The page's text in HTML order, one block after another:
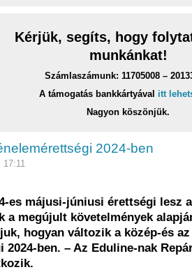
Kérjük, segíts, hogy
munkánkat!
Számlaszámunk: 11705008 –
A támogatás bankkártyával itt
Nagyon köszönjük.
2024-ben
17:11
es májusi-júniusi érettségi lesz
a megújult követelmények
hogyan változik a közép-és
2024-ben. – Az Eduline-nak